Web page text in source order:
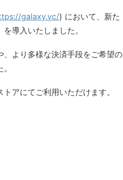
galaxy.vc/) において、新た
導入いたしました。
より多様な決済手段をご希望の
アにてご利用いただけます。